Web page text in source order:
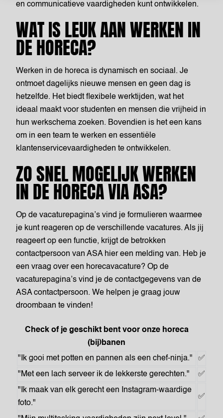
en communicatieve vaardigheden kunt ontwikkelen.
WAT IS LEUK AAN WERKEN IN
DE HORECA?
Werken in de horeca is dynamisch en sociaal. Je
ontmoet dagelijks nieuwe mensen en geen dag is
hetzelfde. Het biedt flexibele werktijden, wat het
ideaal maakt voor studenten en mensen die vrijheid in
hun werkschema zoeken. Bovendien is het een kans
om in een team te werken en essentiële
klantenservicevaardigheden te ontwikkelen.
ZO SNEL MOGELIJK WERKEN
IN DE HORECA VIA ASA?
Op de vacaturepagina’s vind je formulieren waarmee
je kunt reageren op de verschillende vacatures. Als jij
reageert op een functie, krijgt de betrokken
contactpersoon van ASA hier een melding van. Heb je
een vraag over een horecavacature? Op de
vacaturepagina’s vind je de contactgegevens van de
ASA contactpersoon. We helpen je graag jouw
droombaan te vinden!
Check of je geschikt bent voor onze horeca
(bij)banen
"Ik gooi met potten en pannen als een chef-ninja."
✅
"Met een lach serveer ik de lekkerste gerechten."
✅
"Ik maak van elk gerecht een Instagram-waardige
foto."
✅